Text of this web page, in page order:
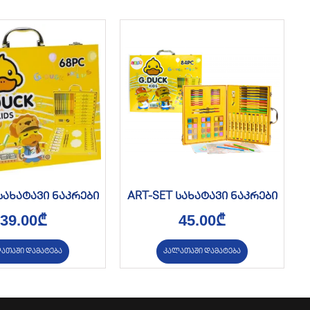
ნაკრები
39.00₾
დამატება
ART-SET სახატავი ნაკრები
45.00₾
კალათაში დამატება